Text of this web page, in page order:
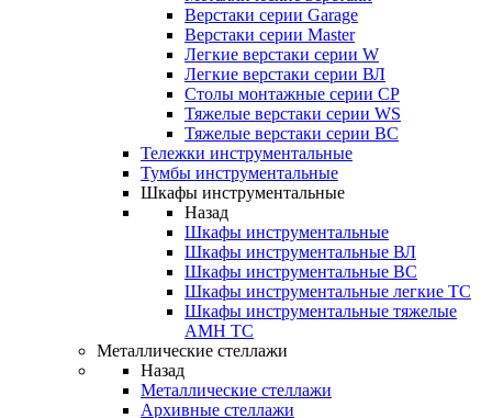
Верстаки серии Garage
Верстаки серии Master
Легкие верстаки серии W
Легкие верстаки серии ВЛ
Столы монтажные серии СР
Тяжелые верстаки серии WS
Тяжелые верстаки серии ВС
Тележки инструментальные
Тумбы инструментальные
Шкафы инструментальные
Назад
Шкафы инструментальные
Шкафы инструментальные ВЛ
Шкафы инструментальные ВС
Шкафы инструментальные легкие ТС
Шкафы инструментальные тяжелые
AMH TC
Металлические стеллажи
Назад
Металлические стеллажи
Архивные стеллажи